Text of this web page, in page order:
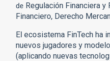
de Regulación Financiera y
Financiero, Derecho
El ecosistema FinTech ha
nuevos jugadores y
(aplicando nuevas